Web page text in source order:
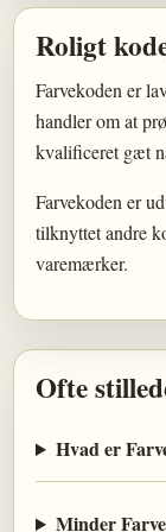
Roligt
Farvekoden er
handler om at
kvalificeret gæt
Farvekoden er
tilknyttet andre
varemærker.
Ofte
Hvad er
Minder